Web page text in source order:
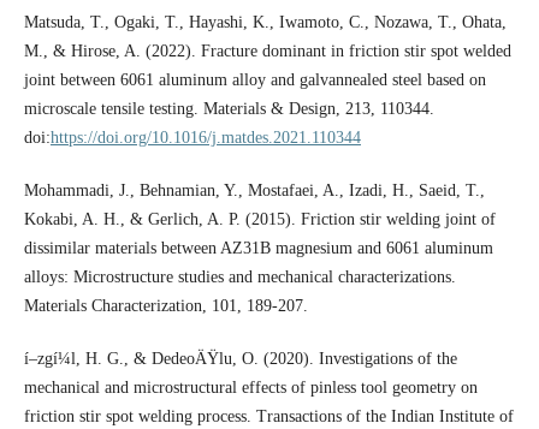
Matsuda, T., Ogaki, T., Hayashi, K., Iwamoto, C., Nozawa, T., Ohata,
M., & Hirose, A. (2022). Fracture dominant in friction stir spot welded
joint between 6061 aluminum alloy and galvannealed steel based on
microscale tensile testing. Materials & Design, 213, 110344.
doi:https://doi.org/10.1016/j.matdes.2021.110344
Mohammadi, J., Behnamian, Y., Mostafaei, A., Izadi, H., Saeid, T.,
Kokabi, A. H., & Gerlich, A. P. (2015). Friction stir welding joint of
dissimilar materials between AZ31B magnesium and 6061 aluminum
alloys: Microstructure studies and mechanical characterizations.
Materials Characterization, 101, 189-207.
í–zgí¼l, H. G., & DedeoÄŸlu, O. (2020). Investigations of the
mechanical and microstructural effects of pinless tool geometry on
friction stir spot welding process. Transactions of the Indian Institute of